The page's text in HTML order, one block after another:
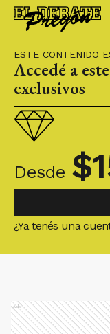
ESTE CONTENIDO
Accedé a
exclusivos
Desde $
¿Ya tenés una
Ads